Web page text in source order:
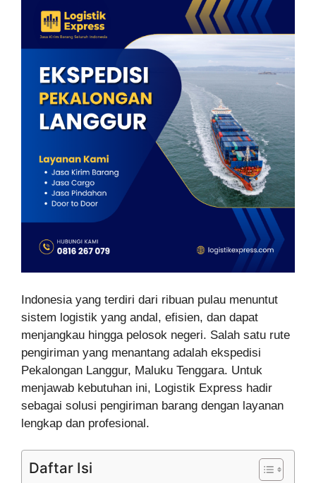
Indonesia yang terdiri dari ribuan pulau menuntut
sistem logistik yang andal, efisien, dan dapat
menjangkau hingga pelosok negeri. Salah satu rute
pengiriman yang menantang adalah ekspedisi
Pekalongan Langgur, Maluku Tenggara. Untuk
menjawab kebutuhan ini, Logistik Express hadir
sebagai solusi pengiriman barang dengan layanan
lengkap dan profesional.
Daftar Isi